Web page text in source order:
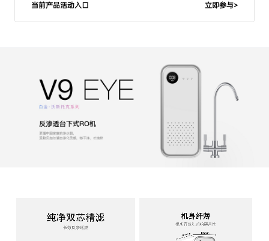
当前产品活动入口 立即参与>